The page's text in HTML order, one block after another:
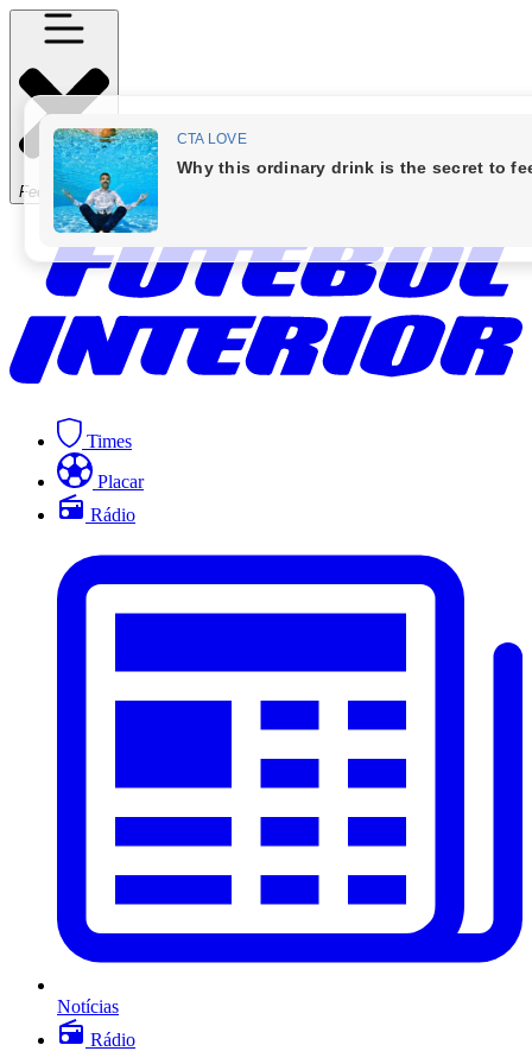
Fechar Menu
Times
Placar
Rádio
Notícias
Rádio